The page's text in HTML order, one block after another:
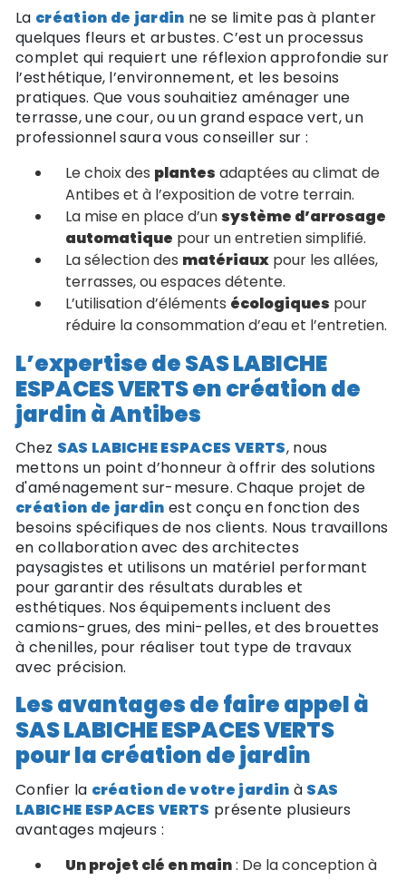
La création de jardin ne se limite pas à planter
quelques fleurs et arbustes. C’est un processus
complet qui requiert une réflexion approfondie sur
l’esthétique, l’environnement, et les besoins
pratiques. Que vous souhaitiez aménager une
terrasse, une cour, ou un grand espace vert, un
professionnel saura vous conseiller sur :
Le choix des plantes adaptées au climat de
Antibes et à l’exposition de votre terrain.
La mise en place d’unsystème d’arrosage
automatique pour un entretien simplifié.
La sélection des matériaux pour les allées,
terrasses, ou espaces détente.
L’utilisation d’éléments écologiques pour
réduire la consommation d’eau et l’entretien.
L’expertise de SAS LABICHE
ESPACES VERTS en création de
jardin à Antibes
Chez SAS LABICHE ESPACES VERTS, nous
mettons un point d’honneur à offrir des solutions
d'aménagement sur-mesure. Chaque projet de
création de jardin est conçu en fonction des
besoins spécifiques de nos clients. Nous travaillons
en collaboration avec des architectes
paysagistes et utilisons un matériel performant
pour garantir des résultats durables et
esthétiques. Nos équipements incluent des
camions-grues, des mini-pelles, et des brouettes
à chenilles, pour réaliser tout type de travaux
avec précision.
Les avantages de faire appel à
SAS LABICHE ESPACES VERTS
pour la création de jardin
Confier la création de votre jardin à SAS
LABICHE ESPACES VERTS présente plusieurs
avantages majeurs :
Un projet clé en main: De la conception à